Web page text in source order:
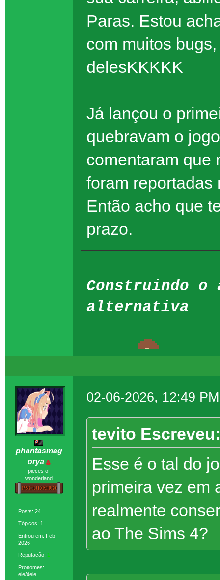
Paras. Estou
com muitos
delesKKKKK
Já lançou o
quebravam o
comentaram que
foram reportadas
Então acho que
prazo.
Construindo o
alternativa
phantasmag
orya
pieces of
wonderland
Posts: 24
Tópicos: 1
Entrou em: Feb
2026
Reputação: 1
Pronomes:
ele/dele
02-06-2026, 12:49 PM
tevito Escreveu:
Esse é o tal do
primeira vez em
realmente
ao The Sims 4?